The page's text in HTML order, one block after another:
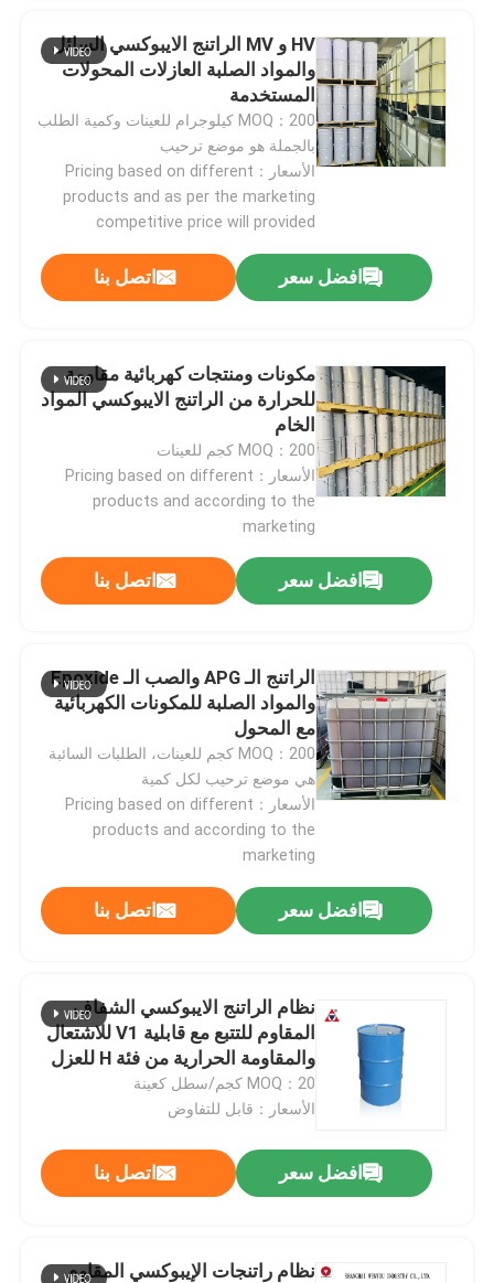
راتنجات الايبوكسي الكهربائية
راتنجات الايبوكسي الخارجية
راتنجات الايبوكسي المقاومة للهب
حقن راتنجات الايبوكسي
عامل علاج راتنجات الايبوكسي
راتنجات الايبوكسي المحولات
مسحوق السيليكا
عامل تحرير القالب
معجون صبغ الايبوكسي
راتنجات الايبوكسي العازلة الكهربائية
HV و MV الراتنج الايبوكسي السائل
والمواد الصلبة العازلات المحولات
المستخدمة
MOQ：200 كيلوجرام للعينات وكمية الطلب
بالجملة هو موضع ترحيب
الأسعار：Pricing based on different
products and as per the marketing
competitive price will provided
افضل سعر اتصل بنا
مكونات ومنتجات كهربائية مقاومة
للحرارة من الراتنج الايبوكسي المواد
الخام
MOQ：200 كجم للعينات
الأسعار：Pricing based on different
products and according to the
marketing
افضل سعر اتصل بنا
الراتنج الـ APG والصب الـ Epoxide
والمواد الصلبة للمكونات الكهربائية
مع المحول
MOQ：200 كجم للعينات، الطلبات السائبة
هي موضع ترحيب لكل كمية
الأسعار：Pricing based on different
products and according to the
marketing
افضل سعر اتصل بنا
نظام الراتنج الايبوكسي الشفاف
المقاوم للتتبع مع قابلية V1 للاشتعال
والمقاومة الحرارية من فئة H للعزل
الخارجي
MOQ：20 كجم/سطل كعينة
الأسعار：قابل للتفاوض
افضل سعر اتصل بنا
نظام راتنجات الإيبوكسي المقاوم